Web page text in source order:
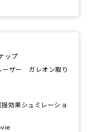
ップ
ーザー ガレオン取り
効果シュミレーショ